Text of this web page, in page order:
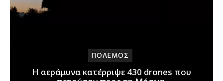
ΠΟΛΕΜΟΣ
Η αεράμυνα κατέρριψε 430 drones που